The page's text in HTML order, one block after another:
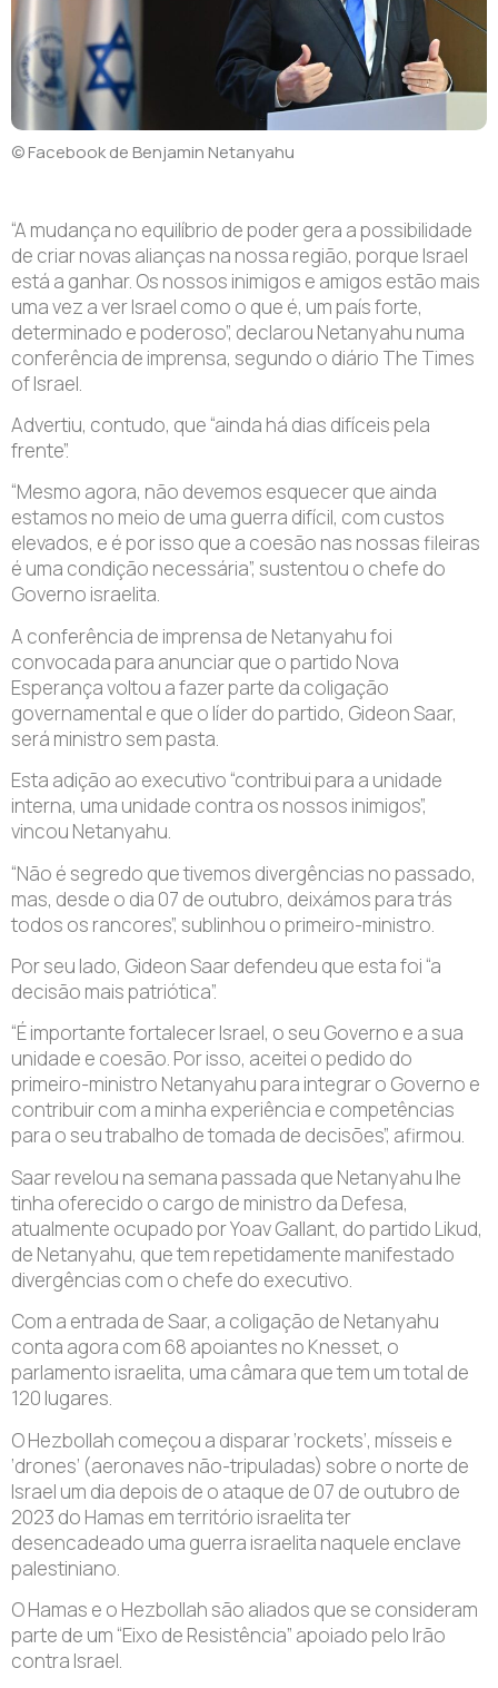
© Facebook de Benjamin Netanyahu
“A mudança no equilíbrio de poder gera a possibilidade
de criar novas alianças na nossa região, porque Israel
está a ganhar. Os nossos inimigos e amigos estão mais
uma vez a ver Israel como o que é, um país forte,
determinado e poderoso”, declarou Netanyahu numa
conferência de imprensa, segundo o diário The Times
of Israel.
Advertiu, contudo, que “ainda há dias difíceis pela
frente”.
“Mesmo agora, não devemos esquecer que ainda
estamos no meio de uma guerra difícil, com custos
elevados, e é por isso que a coesão nas nossas fileiras
é uma condição necessária”, sustentou o chefe do
Governo israelita.
A conferência de imprensa de Netanyahu foi
convocada para anunciar que o partido Nova
Esperança voltou a fazer parte da coligação
governamental e que o líder do partido, Gideon Saar,
será ministro sem pasta.
Esta adição ao executivo “contribui para a unidade
interna, uma unidade contra os nossos inimigos”,
vincou Netanyahu.
“Não é segredo que tivemos divergências no passado,
mas, desde o dia 07 de outubro, deixámos para trás
todos os rancores”, sublinhou o primeiro-ministro.
Por seu lado, Gideon Saar defendeu que esta foi “a
decisão mais patriótica”.
“É importante fortalecer Israel, o seu Governo e a sua
unidade e coesão. Por isso, aceitei o pedido do
primeiro-ministro Netanyahu para integrar o Governo e
contribuir com a minha experiência e competências
para o seu trabalho de tomada de decisões”, afirmou.
Saar revelou na semana passada que Netanyahu lhe
tinha oferecido o cargo de ministro da Defesa,
atualmente ocupado por Yoav Gallant, do partido Likud,
de Netanyahu, que tem repetidamente manifestado
divergências com o chefe do executivo.
Com a entrada de Saar, a coligação de Netanyahu
conta agora com 68 apoiantes no Knesset, o
parlamento israelita, uma câmara que tem um total de
120 lugares.
O Hezbollah começou a disparar ‘rockets’, mísseis e
‘drones’ (aeronaves não-tripuladas) sobre o norte de
Israel um dia depois de o ataque de 07 de outubro de
2023 do Hamas em território israelita ter
desencadeado uma guerra israelita naquele enclave
palestiniano.
O Hamas e o Hezbollah são aliados que se consideram
parte de um “Eixo de Resistência” apoiado pelo Irão
contra Israel.